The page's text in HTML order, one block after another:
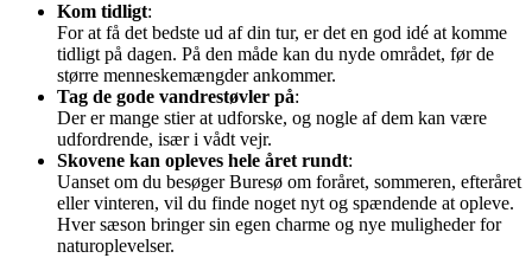
Kom tidligt:
For at få det bedste ud af din tur, er det en god idé at komme
tidligt på dagen. På den måde kan du nyde området, før de
større menneskemængder ankommer.
Tag de gode vandrestøvler på:
Der er mange stier at udforske, og nogle af dem kan være
udfordrende, især i vådt vejr.
Skovene kan opleves hele året rundt:
Uanset om du besøger Buresø om foråret, sommeren, efteråret
eller vinteren, vil du finde noget nyt og spændende at opleve.
Hver sæson bringer sin egen charme og nye muligheder for
naturoplevelser.